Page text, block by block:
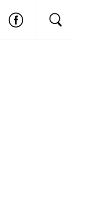
Nu ai cont?